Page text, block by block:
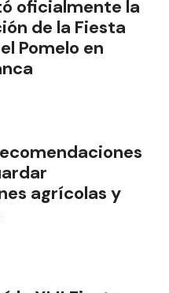
oficialmente la
de la Fiesta
Pomelo en
agrícolas y